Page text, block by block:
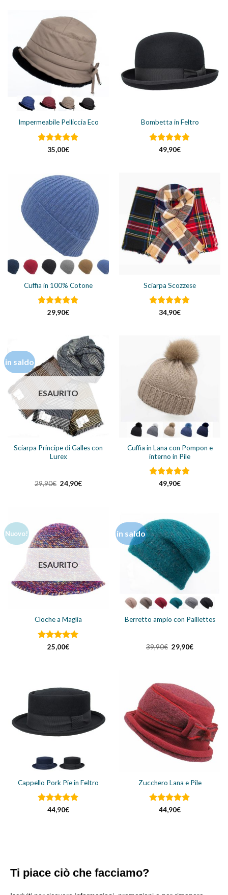
Impermeabile Pelliccia Eco
Valutato
35,00€
Bombetta in Feltro
Valutato
49,90€
Cuffia in 100% Cotone
Valutato5
29,90€
Sciarpa Scozzese
Valutato5
34,90€
in saldo
ESAURITO
Sciarpa Principe di Galles con
Lurex
29,90€ Il
prezzo
24,90€Il
Cuffia in Lana con Pompon e
interno in Pile
Valutato5
49,90€
Nuovo!
ESAURITO
Cloche a Maglia
Valutato5
25,00€
in saldo
Berretto ampio con Paillettes
39,90€ Il
prezzo
29,90€Il
Cappello Pork Pie in Feltro
Valutato
44,90€
Zucchero Lana e Pile
Valutato
44,90€
Ti piace ciò che facciamo?